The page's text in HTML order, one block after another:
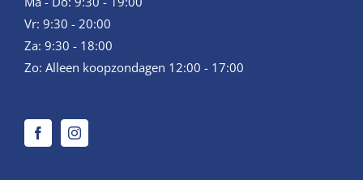
Vr: 9:30 - 20:00
Za: 9:30 - 18:00
Zo: Alleen koopzondagen 12:00 - 17:00